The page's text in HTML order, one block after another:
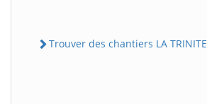
Trouver des chantiers LA TRINITE